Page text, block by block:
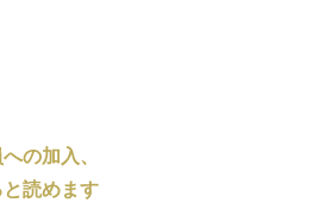
の加入、
読めます